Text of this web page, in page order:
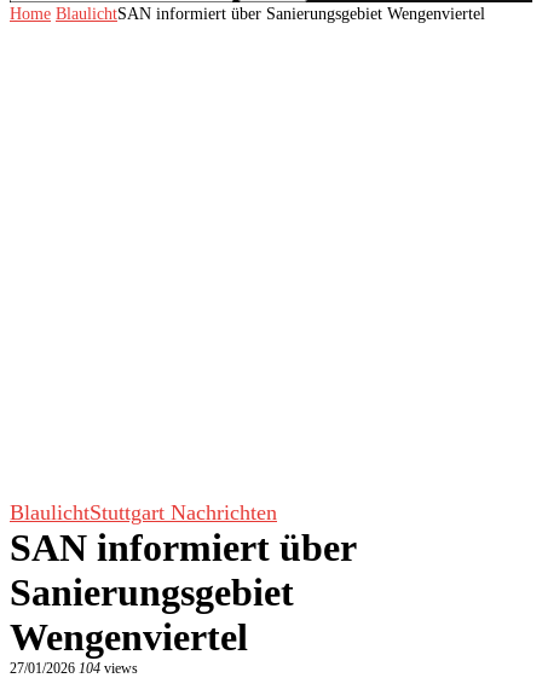
Home BlaulichtSAN informiert über Sanierungsgebiet Wengenviertel
BlaulichtStuttgart Nachrichten
SAN informiert über
Sanierungsgebiet
Wengenviertel
27/01/2026 104 views